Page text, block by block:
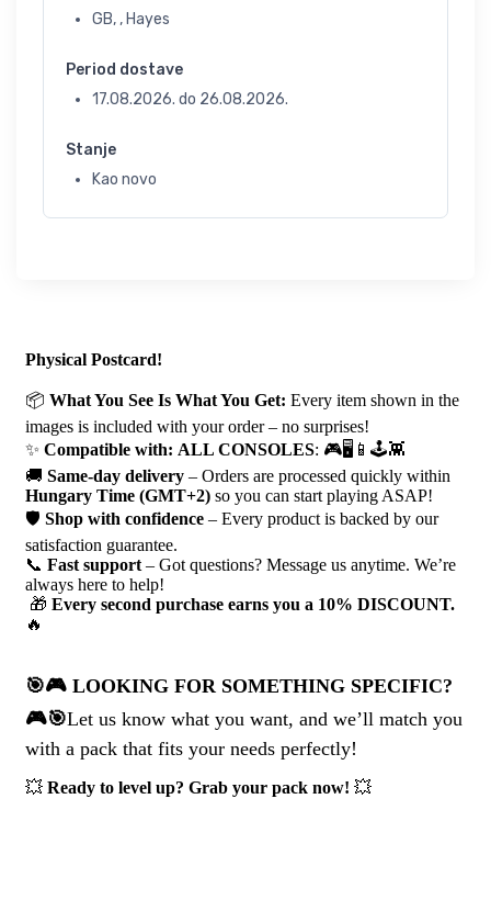
GB, , Hayes
Period dostave
17.08.2026. do 26.08.2026.
Stanje
Kao novo